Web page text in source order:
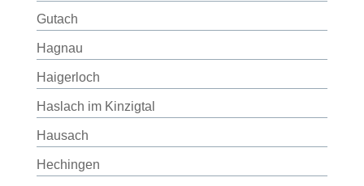
Gutach
Hagnau
Haigerloch
Haslach im Kinzigtal
Hausach
Hechingen